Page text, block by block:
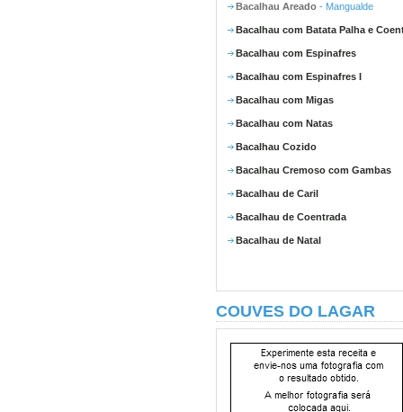
Bacalhau Areado - Mangualde
Bacalhau com Batata Palha e
Bacalhau com Espinafres
Bacalhau com Espinafres I
Bacalhau com Migas
Bacalhau com Natas
Bacalhau Cozido
Bacalhau Cremoso com Gambas
Bacalhau de Caril
Bacalhau de Coentrada
Bacalhau de Natal
COUVES DO LAGAR